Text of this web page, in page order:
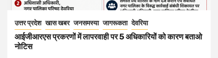
उत्तर प्रदेश खास खबर जनसमस्या जागरूकता देवरिया
आईजीआरएस प्रकरणों में लापरवाही पर 5 अधिकारियों को कारण बताओ
नोटिस